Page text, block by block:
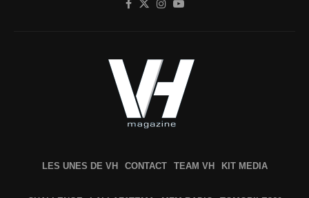
LES UNES DE VH CONTACT TEAM VH KIT MEDIA